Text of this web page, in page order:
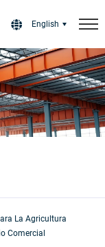
English
La Agricultura
Comercial